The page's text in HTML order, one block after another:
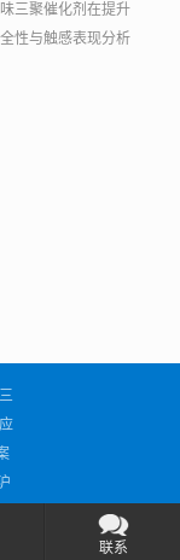
三聚催化剂在提升
性与触感表现分析
联系